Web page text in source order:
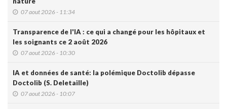
07 aout 2026 - 11:34
Transparence de l'IA : ce qui a changé pour les hôpitaux et
les soignants ce 2 août 2026
07 aout 2026 - 10:30
IA et données de santé: la polémique Doctolib dépasse
Doctolib (S. Deletaille)
07 aout 2026 - 10:07